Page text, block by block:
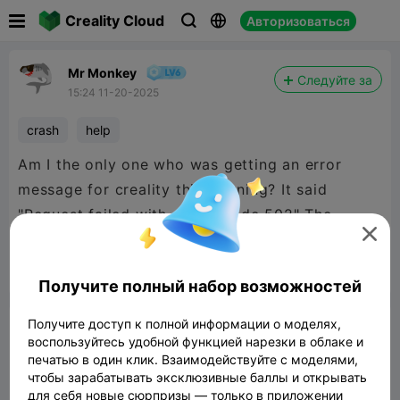
Creality Cloud   Авторизоваться
Mr Monkey
15:24 11-20-2025
Следуйте за
crash help
Am I the only one who was getting an error
message for creality this morning? It said
"Request failed with status code 502" The
whose site was not working.
Сообщить об этом
Комментарий

Получите полный набор возможностей
Получите доступ к полной информации о моделях,
воспользуйтесь удобной функцией нарезки в облаке и
печатью в один клик. Взаимодействуйте с моделями,
чтобы зарабатывать эксклюзивные баллы и открывать
для себя новые сюрпризы — только в приложении